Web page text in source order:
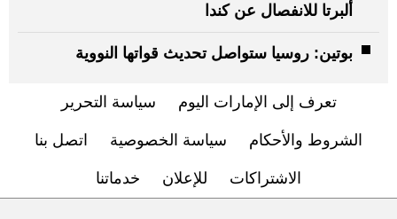
ألبرتا للانفصال عن كندا
بوتين: روسيا ستواصل تحديث قواتها النووية
تعرف إلى الإمارات اليوم سياسة التحرير
الشروط والأحكام سياسة الخصوصية اتصل بنا
الاشتراكات للإعلان خدماتنا